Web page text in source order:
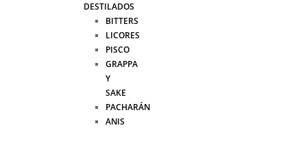
DESTILADOS
BITTERS
LICORES
PISCO
GRAPPA
Y
SAKE
PACHARÁN
ANIS